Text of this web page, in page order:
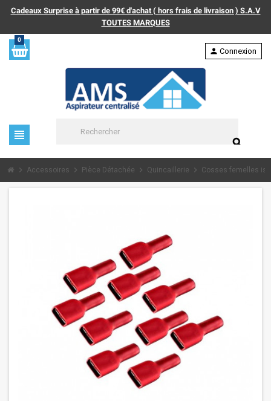
Cadeaux Surprise à partir de 99€ d'achat ( hors frais de livraison ) S.A.V
TOUTES MARQUES
0
view_headline
search
person Connexion
chevron_right Accessoires chevron_right Pièce Détachée chevron_right Quincaillerie chevron_right Cosses femelles